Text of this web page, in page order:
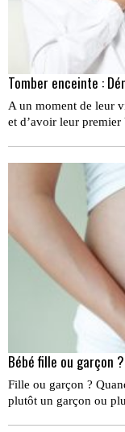
Tomber enceinte :
A un moment de leur
et d’avoir leur
Bébé fille ou garçon
Fille ou garçon ?
plutôt un garçon ou